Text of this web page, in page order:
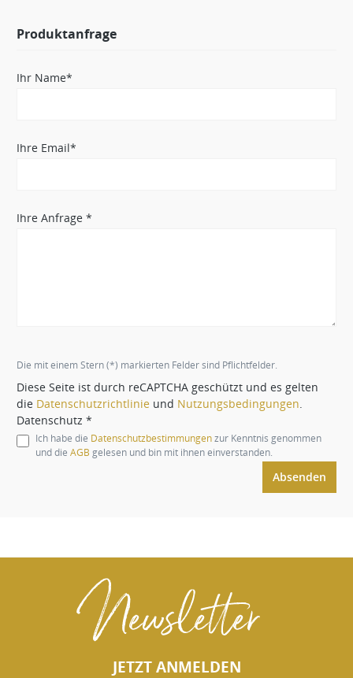
Produktanfrage
Ihr Name*
Ihre Email*
Ihre Anfrage *
Die mit einem Stern (*) markierten Felder sind Pflichtfelder.
Diese Seite ist durch reCAPTCHA geschützt und es gelten
die Datenschutzrichtlinie und Nutzungsbedingungen.
Datenschutz *
Ich habe die Datenschutzbestimmungenzur Kenntnis genommen
und die AGB gelesen und bin mit ihnen einverstanden.
Absenden
Newsletter
JETZT ANMELDEN